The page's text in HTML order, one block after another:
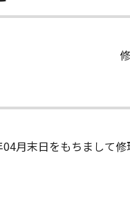
月末日をもちまして